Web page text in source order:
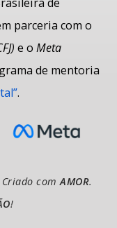
parceria com o
e o Meta
de mentoria
.
Criado comAMOR.
!